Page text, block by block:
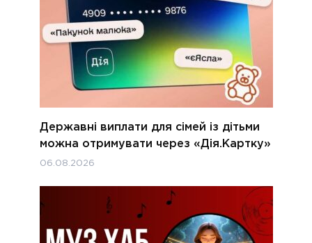
Державні виплати для сімей із дітьми
можна отримувати через «Дія.Картку»
06.08.2026